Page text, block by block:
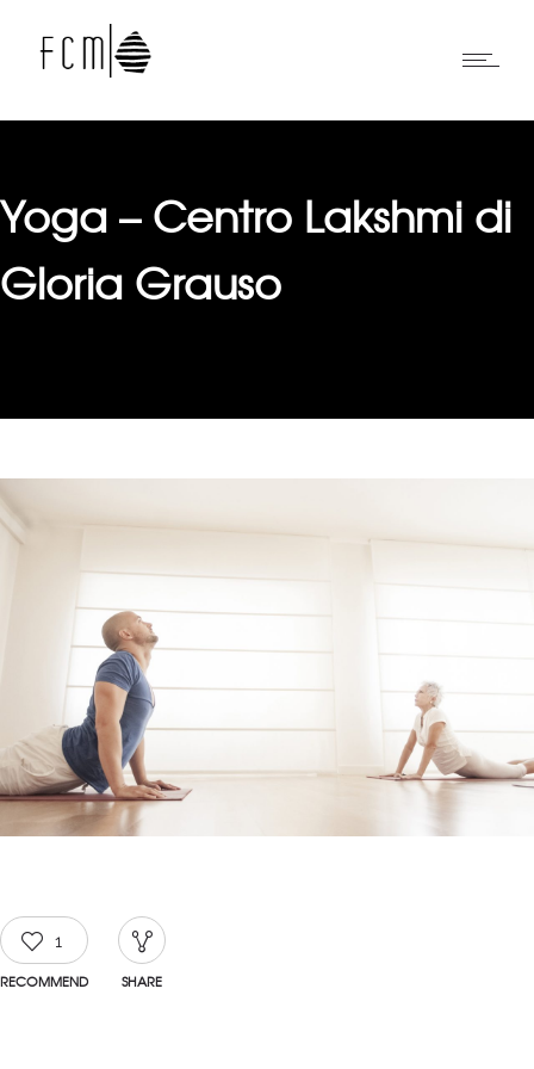
Yoga – Centro Lakshmi di
Gloria Grauso
1
RECOMMEND SHARE